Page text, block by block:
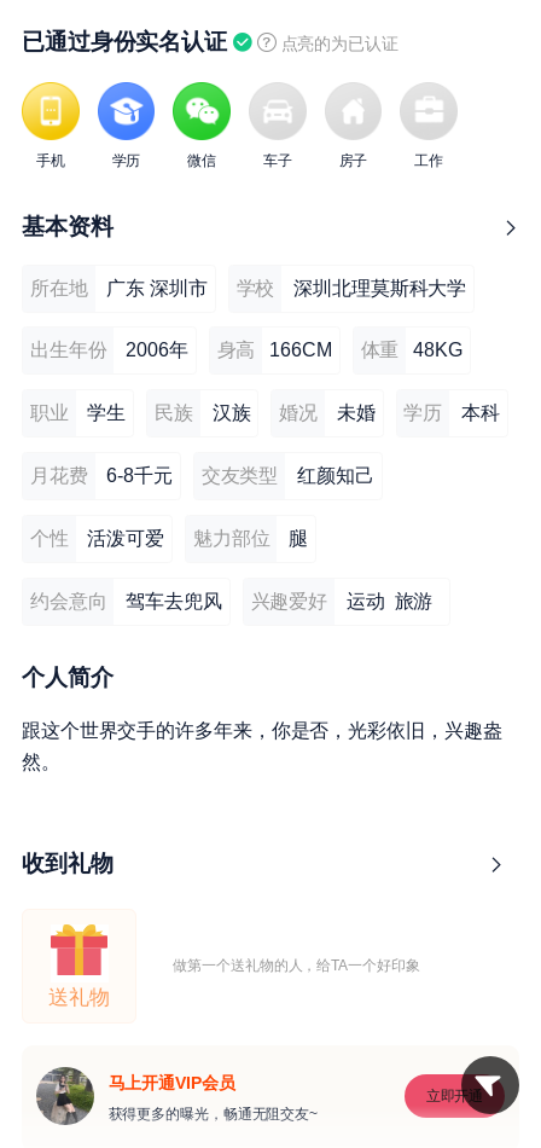
已通过身份实名认证 点亮的为已认证
手机 学历 微信 车子 房子 工作
基本资料
所在地 广东 深圳市 学校 深圳北理莫斯科大学
出生年份 2006年 身高 166CM 体重 48KG
职业 学生 民族 汉族 婚况 未婚 学历 本科
月花费 6-8千元 交友类型 红颜知己
个性 活泼可爱 魅力部位 腿
约会意向 驾车去兜风 兴趣爱好 运动 旅游
个人简介
跟这个世界交手的许多年来，你是否，光彩依旧，兴趣盎
然。
收到礼物
送礼物
做第一个送礼物的人，给TA一个好印象
马上开通VIP会员
获得更多的曝光，畅通无阻交友~
立即开通